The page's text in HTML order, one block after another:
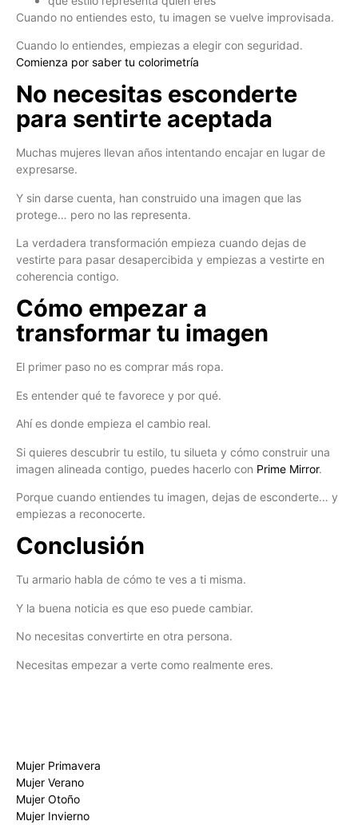
Cuando no entiendes esto, tu imagen se vuelve improvisada.
Cuando lo entiendes, empiezas a elegir con seguridad.
Comienza por saber tu colorimetría
No necesitas esconderte
para sentirte aceptada
Muchas mujeres llevan años intentando encajar en lugar de
expresarse.
Y sin darse cuenta, han construido una imagen que las
protege… pero no las representa.
La verdadera transformación empieza cuando dejas de
vestirte para pasar desapercibida y empiezas a vestirte en
coherencia contigo.
Cómo empezar a
transformar tu imagen
El primer paso no es comprar más ropa.
Es entender qué te favorece y por qué.
Ahí es donde empieza el cambio real.
Si quieres descubrir tu estilo, tu silueta y cómo construir una
imagen alineada contigo, puedes hacerlo con Prime Mirror.
Porque cuando entiendes tu imagen, dejas de esconderte… y
empiezas a reconocerte.
Conclusión
Tu armario habla de cómo te ves a ti misma.
Y la buena noticia es que eso puede cambiar.
No necesitas convertirte en otra persona.
Necesitas empezar a verte como realmente eres.
Mujer Primavera
Mujer Verano
Mujer Otoño
Mujer Invierno